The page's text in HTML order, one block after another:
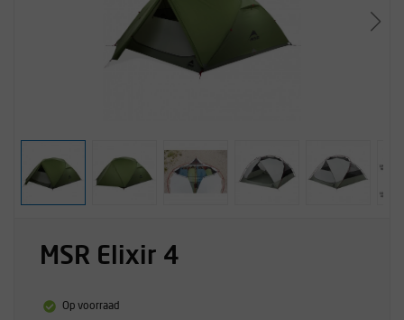
MSR Elixir 4
Op voorraad